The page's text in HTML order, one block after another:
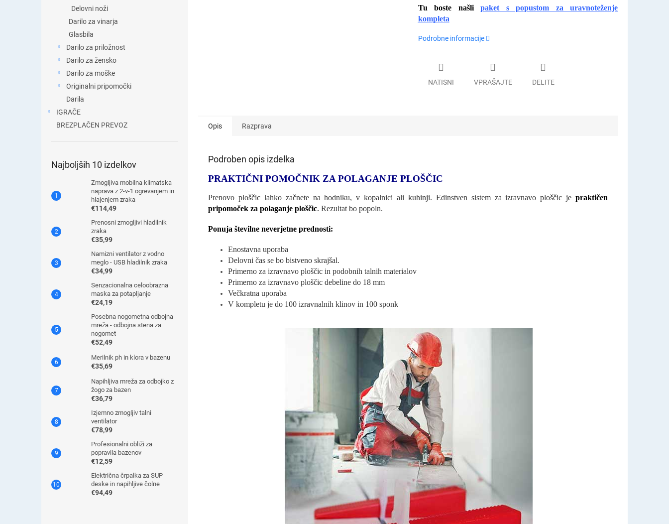
Delovni noži
Darilo za vinarja
Glasbila
Darilo za priložnost
Darilo za žensko
Darilo za moške
Originalni pripomočki
Darila
IGRAČE
BREZPLAČEN PREVOZ
Najboljših 10 izdelkov
Zmogljiva mobilna klimatska
naprava z 2-v-1 ogrevanjem in
hlajenjem zraka
€114,49
Prenosni zmogljivi hladilnik
zraka
€35,99
Namizni ventilator z vodno
meglo - USB hladilnik zraka
€34,99
Senzacionalna celoobrazna
maska ​​za potapljanje
€24,19
Posebna nogometna odbojna
mreža - odbojna stena za
nogomet
€52,49
Merilnik ph in klora v bazenu
€35,69
Napihljiva mreža za odbojko z
žogo za bazen
€36,79
Izjemno zmogljiv talni
ventilator
€78,99
Profesionalni obliži za
popravila bazenov
€12,59
Električna črpalka za SUP
deske in napihljive čolne
€94,49
Tu boste našli paket spopustom za uravnoteženje
kompleta
Podrobne informacije
NATISNI VPRAŠAJTE DELITE
Opis Razprava
Podroben opis izdelka
PRAKTIČNI POMOČNIK ZA POLAGANJE PLOŠČIC
Prenovo ploščic lahko začnete na hodniku, v kopalnici ali kuhinji. Edinstven sistem za izravnavo ploščic je praktičen
pripomoček za polaganje ploščic. Rezultat bo popoln.
Ponuja številne neverjetne prednosti:
Enostavna uporaba
Delovni čas se bo bistveno skrajšal.
Primerno za izravnavo ploščic in podobnih talnih materialov
Primerno za izravnavo ploščic debeline do 18 mm
Večkratna uporaba
V kompletu je do 100 izravnalnih klinov in 100 sponk